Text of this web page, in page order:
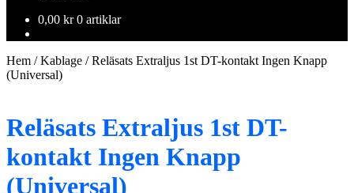
0,00 kr 0 artiklar
Hem /Kablage /Reläsats Extraljus 1st DT-kontakt Ingen Knapp
(Universal)
Reläsats Extraljus 1st DT-
kontakt Ingen Knapp
(Universal)